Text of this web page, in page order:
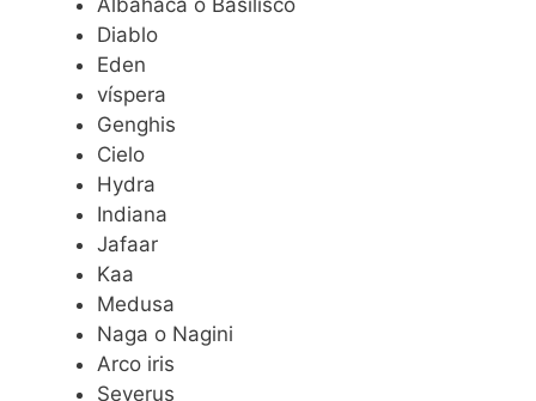
Albahaca o Basilisco
Diablo
Eden
víspera
Genghis
Cielo
Hydra
Indiana
Jafaar
Kaa
Medusa
Naga o Nagini
Arco iris
Severus